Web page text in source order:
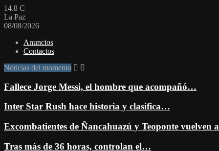
14.8 C
La Paz
08/08/2026
Anuncios
Contactos
Noticias del momento
Fallece Jorge Messi, el hombre que acompañó…
Inter Star Rush hace historia y clasifica…
Excombatientes de Ñancahuazú y Teoponte vuelven
Tras más de 36 horas, controlan el…